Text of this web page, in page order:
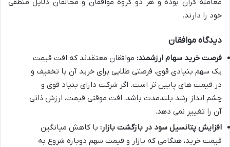
معامله گران بوده و هر دو گروه موافقان و مخالفان دلایل منطقی
خود را دارند.
دیدگاه موافقان
فرصت خرید سهام ارزشمند: موافقان معتقدند که افت قیمت
یک سهم بنیادی قوی، فرصتی طلایی برای خرید آن با تخفیف و
در قیمت های پایین تر است. اگر شرکت دارای بنیاد قوی و
چشم انداز رشد بلندمدت باشد، افت موقتی قیمت، ارزش ذاتی
آن را تغییر نمی دهد.
افزایش پتانسیل سود در بازگشت بازار: با کاهش میانگین
قیمت خرید، هنگامی که بازار و قیمت سهم دوباره شروع به